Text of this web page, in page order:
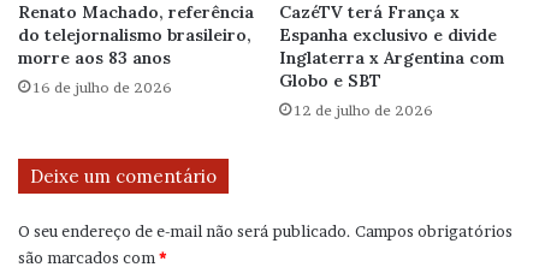
Renato Machado, referência
do telejornalismo brasileiro,
morre aos 83 anos
16 de julho de 2026
CazéTV terá França x
Espanha exclusivo e divide
Inglaterra x Argentina com
Globo e SBT
12 de julho de 2026
Deixe um comentário
O seu endereço de e-mail não será publicado. Campos obrigatórios
são marcados com*